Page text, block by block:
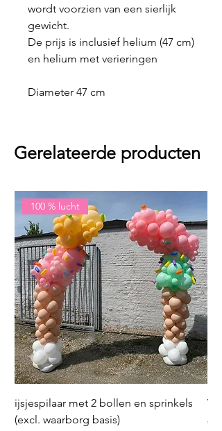
wordt voorzien van een sierlijk
gewicht.
De prijs is inclusief helium (47 cm)
en helium met verieringen
Diameter 47 cm
Gerelateerde producten
100 % lucht
ijsjespilaar met 2 bollen en sprinkels
(excl. waarborg basis)
Prijs
€